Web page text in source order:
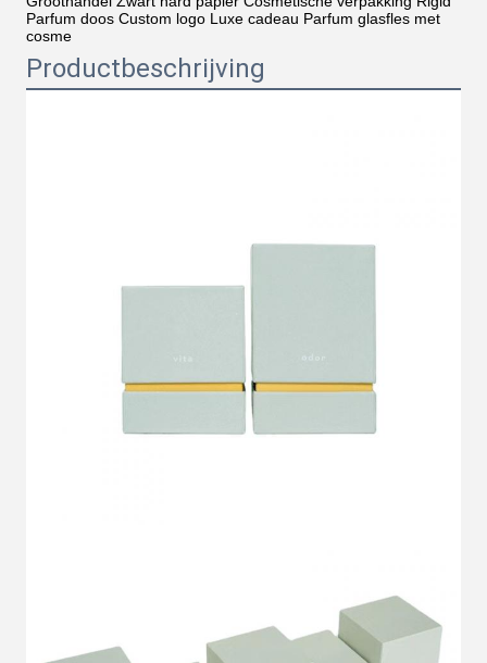
Parfum doos Custom logo Luxe cadeau Parfum glasfles met
cosme
Productbeschrijving